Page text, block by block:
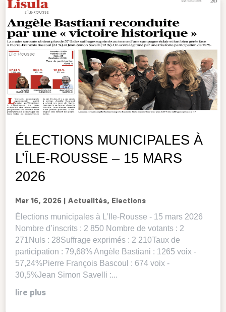
ÉLECTIONS MUNICIPALES À
L’ÎLE-ROUSSE – 15 MARS
2026
Mar 16, 2026 Actualités, Elections
Élections municipales à L’Ile-Rousse - 15 mars 2026
Nombre d’inscrits : 2 850 Nombre de votants : 2
271Nuls : 28Suffrage exprimés : 2 210Taux de
participation : 79,68% Angèle Bastiani : 1265 voix -
57,24%Pierre François Bascoul : 674 voix -
30,5%Jean Simon Savelli :...
lire plus